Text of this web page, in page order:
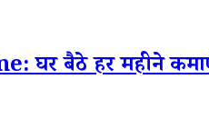
घर बैठे हर महीने